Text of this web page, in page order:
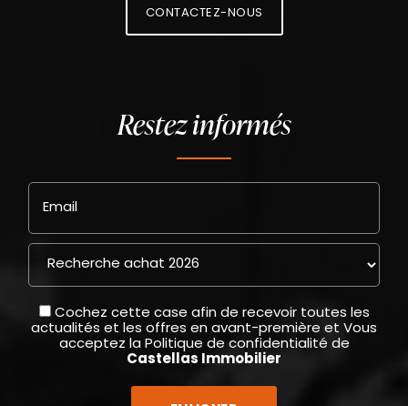
CONTACTEZ-NOUS
Restez informés
Email
Cochez cette case afin de recevoir toutes les
actualités et les offres en avant-première et Vous
acceptez la Politique de confidentialité de
Castellas Immobilier